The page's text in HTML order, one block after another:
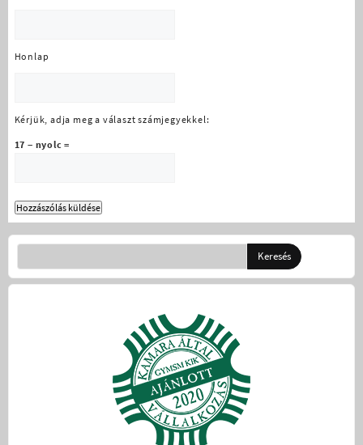
Honlap
Kérjük, adja meg a választ számjegyekkel:
17 − nyolc =